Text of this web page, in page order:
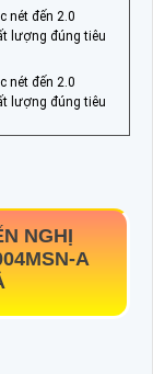
nét đến 2.0
lượng đúng tiêu
nét đến 2.0
lượng đúng tiêu
NGHỊ
A